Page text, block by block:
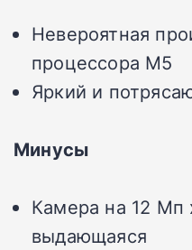
Невероятная
процессора M5
Яркий и
Минусы
Камера на 12 Мп
выдающаяся